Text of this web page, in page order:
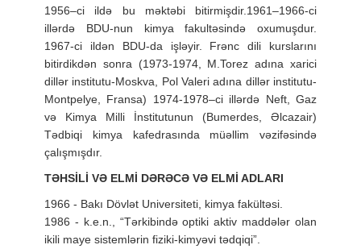
1956–ci ildə bu məktəbi bitirmişdir.1961–1966-ci
illərdə BDU-nun kimya fakultəsində oxumuşdur.
1967-ci ildən BDU-da işləyir. Frənc dili kurslarını
bitirdikdən sonra (1973-1974, M.Torez adına xarici
dillər institutu-Moskva, Pol Valeri adına dillər institutu-
Montpelye, Fransa) 1974-1978–ci illərdə Neft, Gaz
və Kimya Milli İnstitutunun (Bumerdes, Əlcazair)
Tədbiqi kimya kafedrasında müəllim vəzifəsində
çalışmışdır.
TƏHSİLİ VƏ ELMİ DƏRƏCƏ VƏ ELMİ ADLARI
1966 - Bakı Dövlət Universiteti, kimya fakültəsi.
1986 - k.e.n., “Tərkibində optiki aktiv maddələr olan
ikili maye sistemlərin fiziki-kimyəvi tədqiqi”.